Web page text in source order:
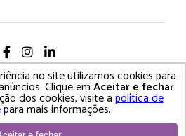
- Todos os diretos reservados
• Termos e Condições de Uso
no site utilizamos cookies para
Clique emAceitar e fechar
dos cookies, visite apolítica de
para mais informações.